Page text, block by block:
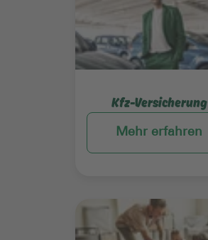
Kfz-Versicherung
Mehr erfahren
Mehr erfahren